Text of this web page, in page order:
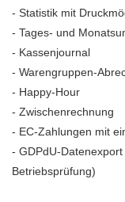
- Statistik mit
- Tages- und
- Kassenjournal
- Warengruppen-
- Happy-Hour
- Zwischenrechnung
- EC-Zahlungen mit
- GDPdU-
Betriebsprüfung)